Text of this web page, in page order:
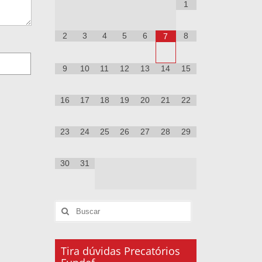
1
2 3 4 5 6 7 8
9 10 11 12 13 14 15
16 17 18 19 20 21 22
23 24 25 26 27 28 29
30 31
Tira dúvidas Precatórios